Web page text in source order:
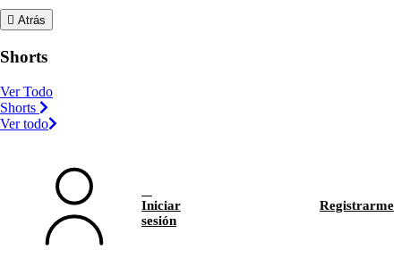
Atrás
Shorts
Ver Todo
Shorts
Ver todo
Iniciar
sesión
Registrarme